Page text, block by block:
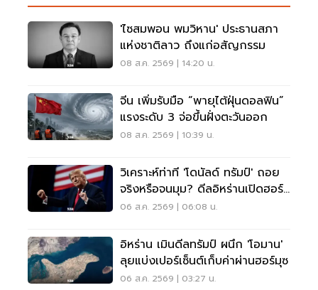
'ไซสมพอน พมวิหาน' ประธานสภา
แห่งชาติลาว ถึงแก่อสัญกรรม
08 ส.ค. 2569 | 14:20 น.
จีน เพิ่มรับมือ “พายุไต้ฝุ่นดอลฟิน”
แรงระดับ 3 จ่อขึ้นฝั่งตะวันออก
08 ส.ค. 2569 | 10:39 น.
วิเคราะห์ท่าที 'โดนัลด์ ทรัมป์' ถอย
จริงหรือจนมุม? ดีลอิหร่านเปิดฮอร์
มุซ
06 ส.ค. 2569 | 06:08 น.
อิหร่าน เมินดีลทรัมป์ ผนึก 'โอมาน'
ลุยแบ่งเปอร์เซ็นต์เก็บค่าผ่านฮอร์มุซ
06 ส.ค. 2569 | 03:27 น.